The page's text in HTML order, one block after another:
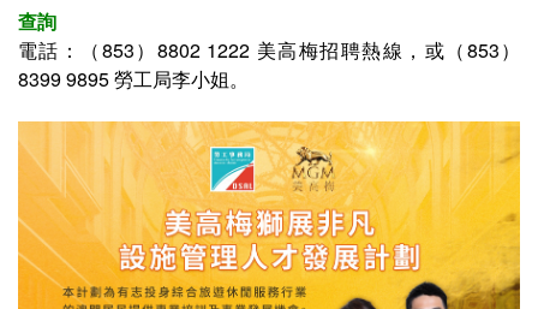
查詢
電話：
（853）8802 1222 美高梅招聘熱線 ，或（853）
8399 9895勞工局李小姐。